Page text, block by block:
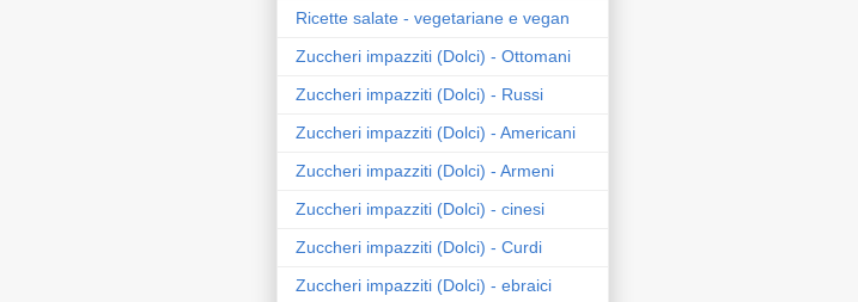
Ricette salate - vegetariane e vegan
Zuccheri impazziti (Dolci) - Ottomani
Zuccheri impazziti (Dolci) - Russi
Zuccheri impazziti (Dolci) - Americani
Zuccheri impazziti (Dolci) - Armeni
Zuccheri impazziti (Dolci) - cinesi
Zuccheri impazziti (Dolci) - Curdi
Zuccheri impazziti (Dolci) - ebraici